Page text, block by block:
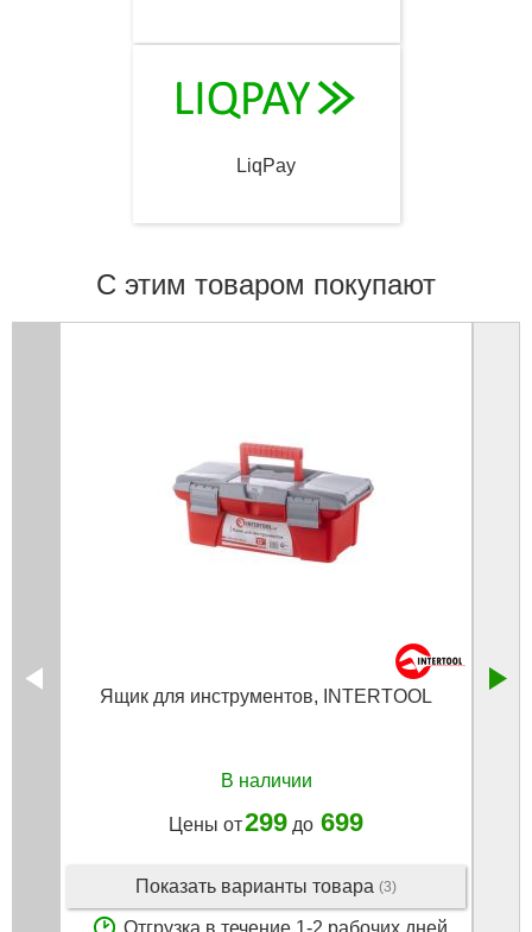
LiqPay
С этим товаром покупают
Ящик для инструментов, INTERTOOL
В наличии
Цены от299 до 699
Показать варианты товара (3)
Отгрузка в течение 1-2 рабочих дней